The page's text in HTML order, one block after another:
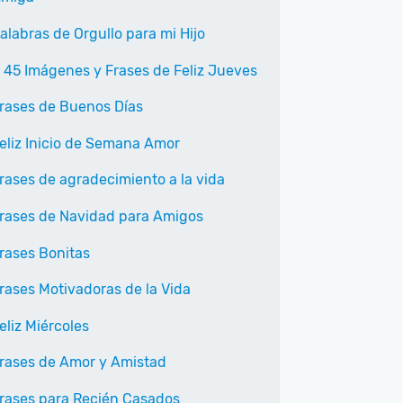
de Orgullo para mi Hijo
45 Imágenes y Frases de Feliz Jueves
de Buenos Días
Inicio de Semana Amor
de agradecimiento a la vida
de Navidad para Amigos
Bonitas
Motivadoras de la Vida
Miércoles
de Amor y Amistad
para Recién Casados